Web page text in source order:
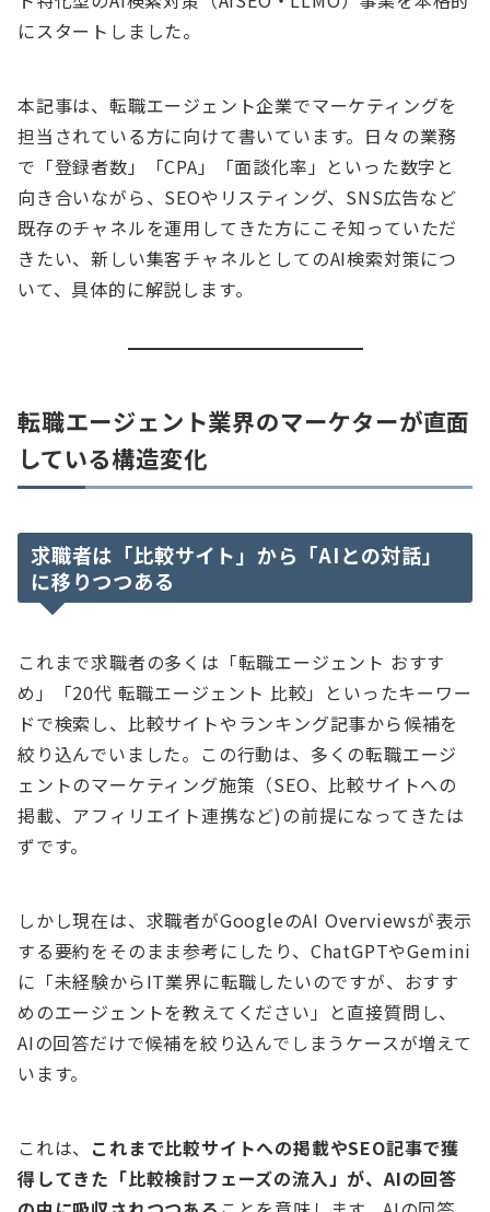
にスタートしました。
本記事は、転職エージェント企業でマーケティングを
担当されている方に向けて書いています。日々の業務
で「登録者数」「CPA」「面談化率」といった数字と
向き合いながら、SEOやリスティング、SNS広告など
既存のチャネルを運用してきた方にこそ知っていただ
きたい、新しい集客チャネルとしてのAI検索対策につ
いて、具体的に解説します。
転職エージェント業界のマーケターが直面
している構造変化
求職者は「比較サイト」から「AIとの対話」
に移りつつある
これまで求職者の多くは「転職エージェント おすす
め」「20代 転職エージェント 比較」といったキーワー
ドで検索し、比較サイトやランキング記事から候補を
絞り込んでいました。この行動は、多くの転職エージ
ェントのマーケティング施策（SEO、比較サイトへの
掲載、アフィリエイト連携など)の前提になってきたは
ずです。
しかし現在は、求職者がGoogleのAI Overviewsが表示
する要約をそのまま参考にしたり、ChatGPTやGemini
に「未経験からIT業界に転職したいのですが、おすす
めのエージェントを教えてください」と直接質問し、
AIの回答だけで候補を絞り込んでしまうケースが増えて
います。
これは、 これまで比較サイトへの掲載やSEO記事で獲
得してきた「比較検討フェーズの流入」が、AIの回答